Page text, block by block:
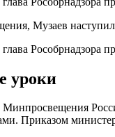
Музаев наступил
уроки
Минпросвещения
Приказом